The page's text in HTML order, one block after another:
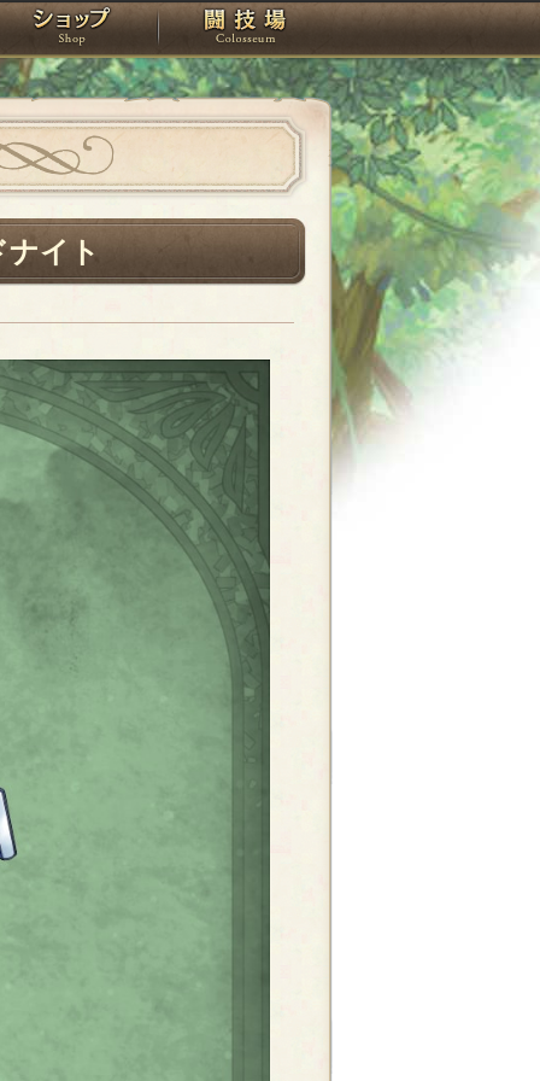
タジオ ショップ 闘技場
ナイト